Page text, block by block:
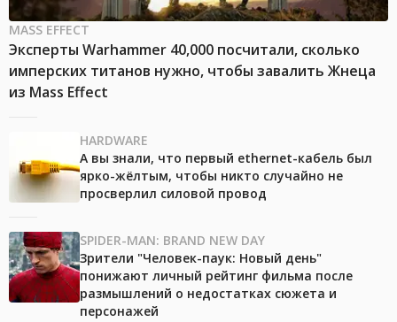
MASS EFFECT
Эксперты Warhammer 40,000 посчитали, сколько
имперских титанов нужно, чтобы завалить Жнеца
из Mass Effect
HARDWARE
А вы знали, что первый ethernet-кабель был
ярко-жёлтым, чтобы никто случайно не
просверлил силовой провод
SPIDER-MAN: BRAND NEW DAY
Зрители "Человек-паук: Новый день"
понижают личный рейтинг фильма после
размышлений о недостатках сюжета и
персонажей